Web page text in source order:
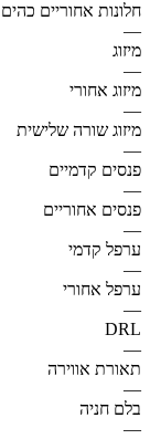
חלונות אחוריים כהים
—
מיזוג
—
מיזוג אחורי
—
מיזוג שורה שלישית
—
פנסים קדמיים
—
פנסים אחוריים
—
ערפל קדמי
—
ערפל אחורי
—
DRL
—
תאורת אווירה
—
בלם חניה
—